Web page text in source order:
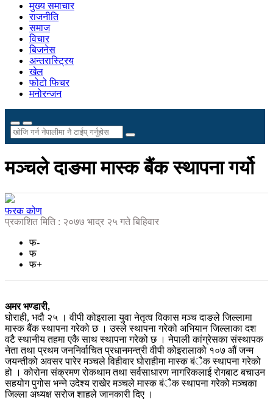
मुख्य समाचार
राजनीति
समाज
विचार
बिजनेस
अन्तरास्ट्रिय
खेल
फोटो फिचर
मनोरन्जन
मञ्चले दाङमा मास्क बैंक स्थापना गर्यो
फरक कोण
प्रकाशित मिति : २०७७ भाद्र २५ गते बिहिवार
फ-
फ
फ+
अमर भण्डारी,
घोराही, भदौ २५ । वीपी कोइराला युवा नेतृत्व विकास मञ्च दाङले जिल्लामा
मास्क बैंक स्थापना गरेको छ । उस्ले स्थापना गरेको अभियान जिल्लाका दश
वटै स्थानीय तहमा एकै साथ स्थापना गरेको छ । नेपाली कांग्रेसका संस्थापक
नेता तथा प्रथम जननिर्वाचित प्रधानमन्त्री वीपी कोइरालाको १०७ औं जन्म
जयन्तीको अवसर पारेर मञ्चले विहीवार घोराहीमा मास्क बंैक स्थापना गरेको
हो । कोरोना संक्रमण रोकथाम तथा सर्वसाधारण नागरिकलाई रोगबाट बचाउन
सहयोग पुगोस भन्ने उदेश्य राखेर मञ्चले मास्क बंैक स्थापना गरेको मञ्चका
जिल्ला अध्यक्ष सरोज शाहले जानकारी दिए ।